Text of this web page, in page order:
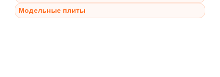
Модельные плиты